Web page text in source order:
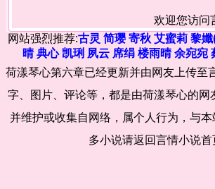
欢迎您访问
网站强烈推荐:古灵 简璎 寄秋 艾蜜莉 黎孅
晴 典心 凯琍 夙云 席绢 楼雨晴 余宛宛
荷漾琴心第六章已经更新并由网友上传至
字、图片、评论等，都是由荷漾琴心的网
并维护或收集自网络，属个人行为，与
多小说请返回言情小说首